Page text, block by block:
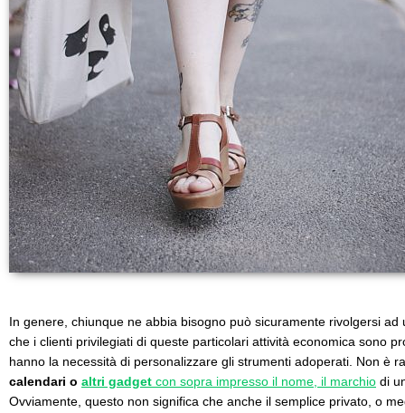
In genere, chiunque ne abbia bisogno può sicuramente rivolgersi ad
che i clienti privilegiati di queste particolari attività economica sono
hanno la necessità di personalizzare gli strumenti adoperati. Non è
calendari o altri gadget con sopra impresso il nome, il marchio di
Ovviamente, questo non significa che anche il semplice privato, o